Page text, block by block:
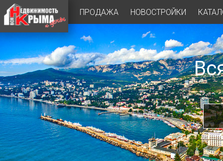
ПРОДАЖА НОВОСТРОЙКИ